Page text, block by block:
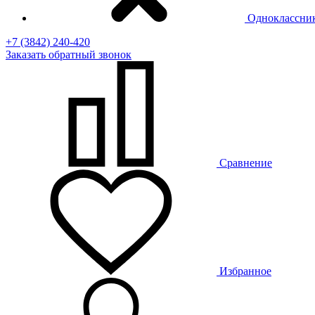
+7 (3842) 240-420
Заказать обратный звонок
Сравнение
Избранное